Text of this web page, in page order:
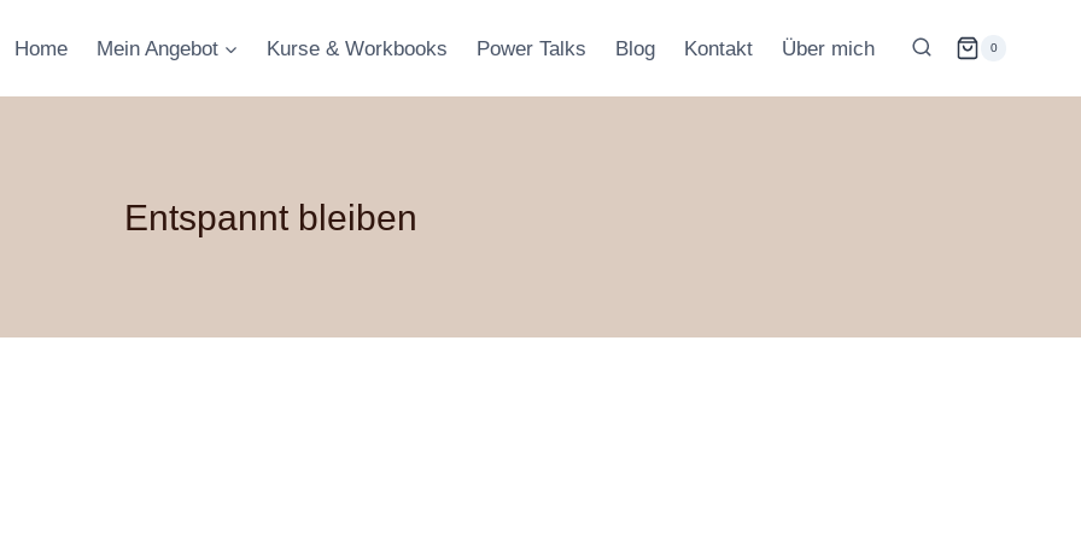
Home Mein Angebot Kurse & Workbooks Power Talks Blog Kontakt Über mich 0
Entspannt bleiben